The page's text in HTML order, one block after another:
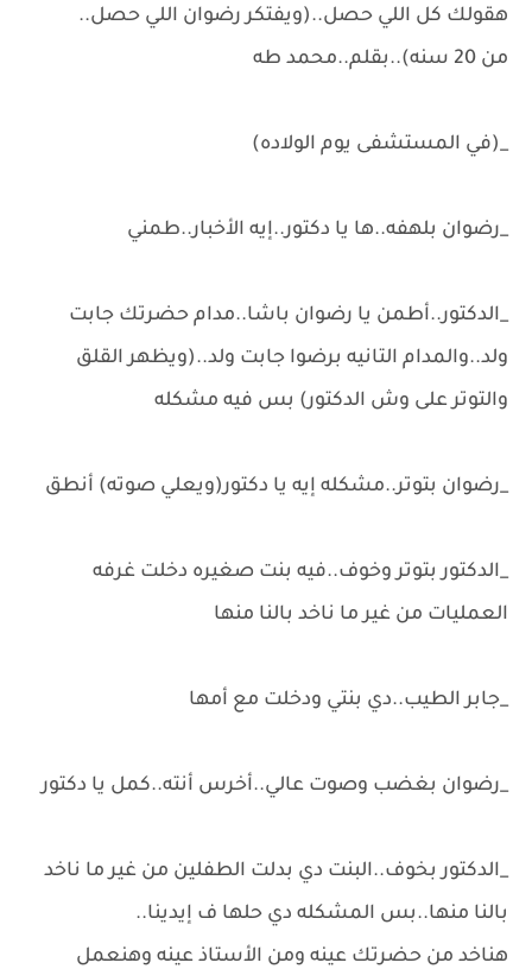
هقولك كل اللي حصل..(ويفتكر رضوان اللي حصل..
من 20 سنه)..بقلم..محمد طه
_(في المستشفى يوم الولاده)
_رضوان بلهفه..ها يا دكتور..إيه الأخبار..طمني
_الدكتور..أطمن يا رضوان باشا..مدام حضرتك جابت
ولد..والمدام التانيه برضوا جابت ولد..(ويظهر القلق
والتوتر على وش الدكتور) بس فيه مشكله
_رضوان بتوتر..مشكله إيه يا دكتور(ويعلي صوته) أنطق
_الدكتور بتوتر وخوف..فيه بنت صغيره دخلت غرفه
العمليات من غير ما ناخد بالنا منها
_جابر الطيب..دي بنتي ودخلت مع أمها
_رضوان بغضب وصوت عالي..أخرس أنته..كمل يا دكتور
_الدكتور بخوف..البنت دي بدلت الطفلين من غير ما ناخد
بالنا منها..بس المشكله دي حلها ف إيدينا..
هناخد من حضرتك عينه ومن الأستاذ عينه وهنعمل